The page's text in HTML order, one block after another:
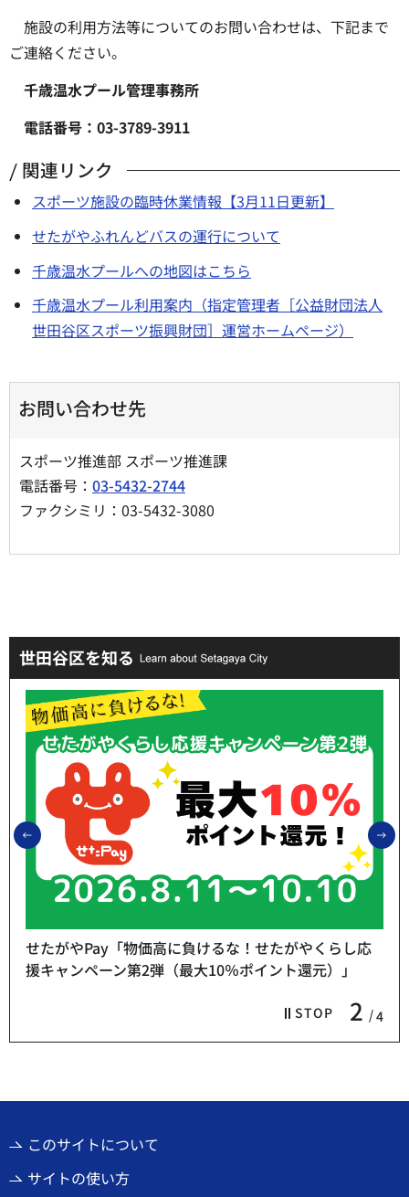
施設の利用方法等についてのお問い合わせは、下記まで
ご連絡ください。
千歳温水プール管理事務所
電話番号：03-3789-3911
関連リンク
スポーツ施設の臨時休業情報【3月11日更新】
せたがやふれんどバスの運行について
千歳温水プールへの地図はこちら
千歳温水プール利用案内（指定管理者［公益財団法人
世田谷区スポーツ振興財団］運営ホームページ）
お問い合わせ先
スポーツ推進部 スポーツ推進課
電話番号： 03-5432-2744
ファクシミリ：03-5432-3080
世田谷区を知る
前のスライドを表示
STOP 2 4
せたがやPay「物価高に負けるな！せたがやくらし応
援キャンペーン第2弾（最大10％ポイント還元）」
このサイトについて
サイトの使い方